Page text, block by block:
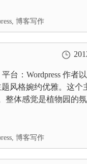
,博客写作
台：Wordpress 作者
风格婉约优雅。这个
整体感觉是植物园的
,博客写作